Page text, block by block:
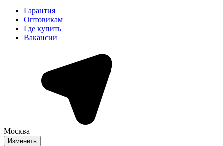
Гарантия
Оптовикам
Где купить
Вакансии
Москва
Изменить